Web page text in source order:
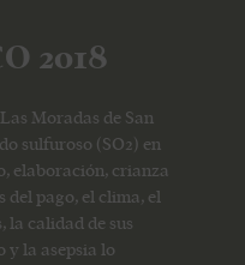
2018
Moradas de San
sulfuroso (SO2) en
elaboración, crianza
del pago, el clima, el
la calidad de sus
y la asepsia lo